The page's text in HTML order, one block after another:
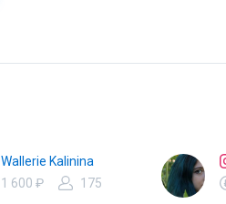
Wallerie Kalinina
1 600 ₽
175